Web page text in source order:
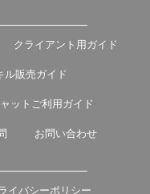
クライアント用ガイド
ル販売ガイド
ットご利用ガイド
お問い合わせ
イバシーポリシー